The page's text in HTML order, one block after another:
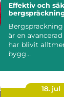
Effektiv och
är en
har blivit
bygg...
18. jul